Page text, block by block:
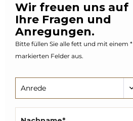
Wir freuen uns auf
Ihre Fragen und
Anregungen.
Bitte füllen Sie alle fett und mit einem *
markierten Felder aus.